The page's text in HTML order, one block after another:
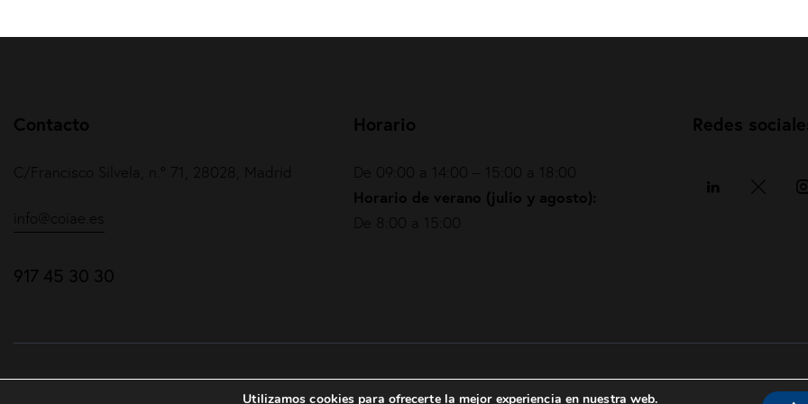
Contacto
C/Francisco Silvela, n.º 71, 28028, Madrid
info@coiae.es
917 45 30 30
Horario
De 09:00 a 14:00 – 15:00 a 18:00
Horario de verano (julio y agosto):
De 8:00 a 15:00
Redes
COIAE© 2026. Todos los derechos reservados Política de privacidad Política de cookies|
Utilizamos cookies para ofrecerte la mejor experiencia en nuestra web.